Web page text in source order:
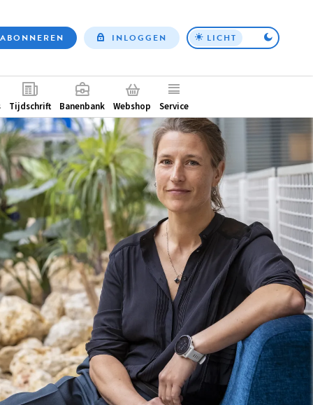
Top
ABONNEREN INLOGGEN LICHT
Tijdschrift Banenbank Webshop Service